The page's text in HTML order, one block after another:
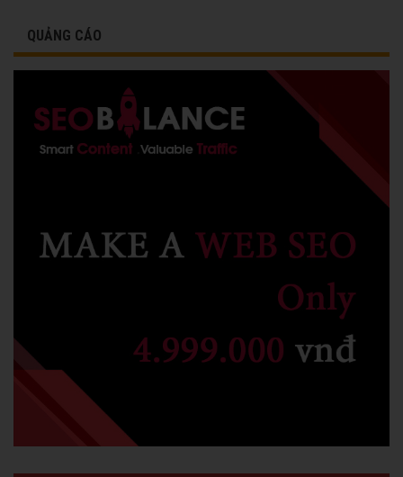
QUẢNG CÁO